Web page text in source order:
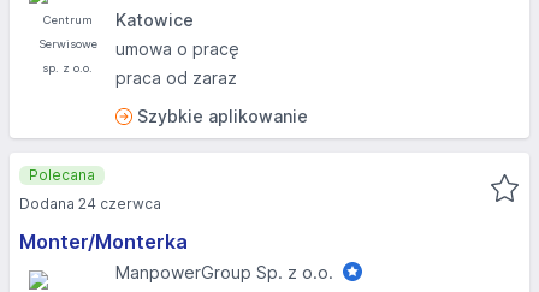
Katowice
umowa o pracę
praca od zaraz
Szybkie aplikowanie
Monter/Monterka
ManpowerGroup Sp. z o.o.
Polecana
Dodana 24 czerwca